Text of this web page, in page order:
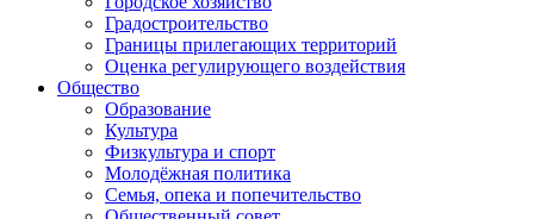
Градостроительство
Границы прилегающих территорий
Оценка регулирующего воздействия
Общество
Образование
Культура
Физкультура и спорт
Молодёжная политика
Семья, опека и попечительство